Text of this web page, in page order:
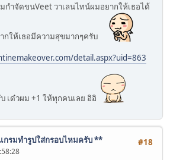
กำจัดขนVeet วาเลนไทน์ผมอยากให้เธอได้
กให้เธอมีความสุขมากๆครับ
detail.aspx?uid=863
เด๋วผม +1 ให้ทุกคนเลย อิอิ
#18
กรมทำรูปใส่กรอบไหมครับ **